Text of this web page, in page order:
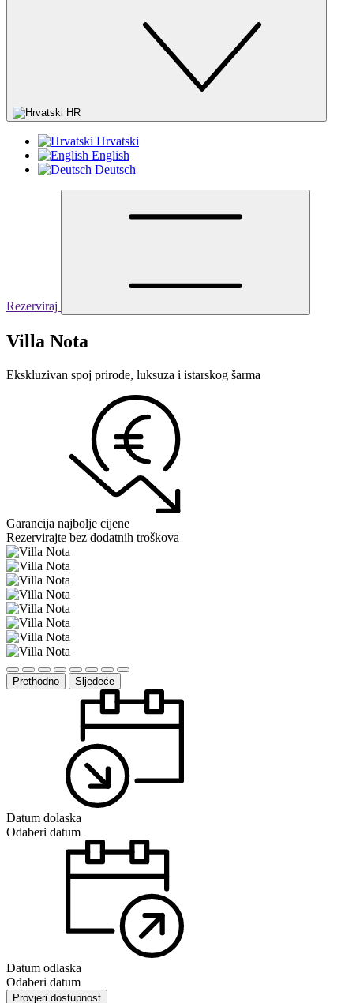
HR
Hrvatski
English
Deutsch
Rezerviraj
Villa Nota
Ekskluzivan spoj prirode, luksuza i istarskog šarma
Garancija najbolje cijene
Rezervirajte bez dodatnih troškova
Prethodno Sljedeće
Datum dolaska
Odaberi datum
Datum odlaska
Odaberi datum
Provjeri dostupnost